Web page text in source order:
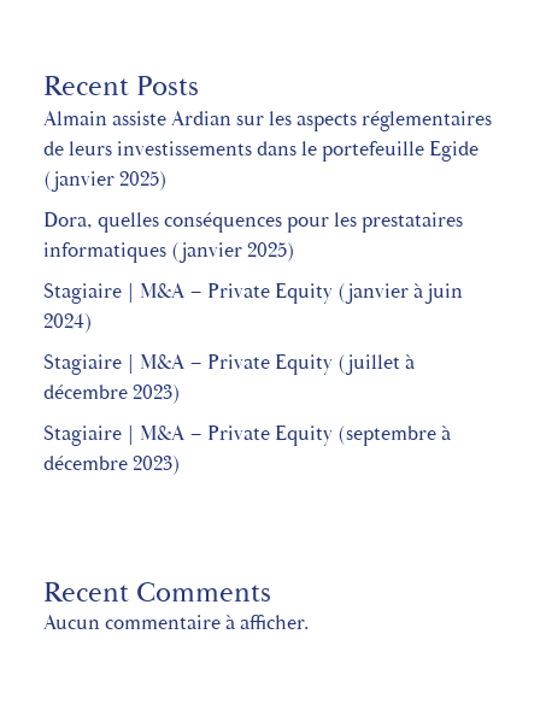
Recent Posts
Almain assiste Ardian sur les aspects réglementaires
de leurs investissements dans le portefeuille Egide
(janvier 2025)
Dora, quelles conséquences pour les prestataires
informatiques (janvier 2025)
Stagiaire | M&A – Private Equity (janvier à juin
2024)
Stagiaire | M&A – Private Equity (juillet à
décembre 2023)
Stagiaire | M&A – Private Equity (septembre à
décembre 2023)
Recent Comments
Aucun commentaire à afficher.